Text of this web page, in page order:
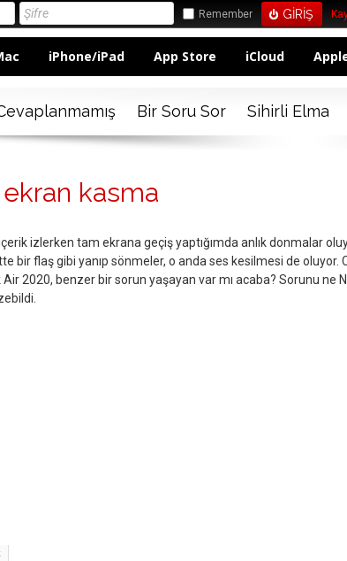
Remember
iPhone/iPad App Store iCloud
Bir Soru Sor Sihirli Elma
kasma
izlerken tam ekrana geçiş yaptığımda anlık donmalar
bir flaş gibi yanıp sönmeler, o anda ses kesilmesi de oluyor.
Air 2020, benzer bir sorun yaşayan var mı acaba? Sorunu ne